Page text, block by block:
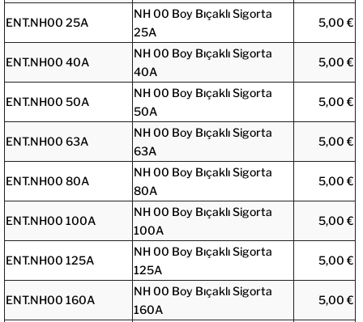
ENT.NH00 25A
NH 00 Boy Bıçaklı Sigorta
25A
5,00 €
ENT.NH00 40A
NH 00 Boy Bıçaklı Sigorta
40A
5,00 €
ENT.NH00 50A
NH 00 Boy Bıçaklı Sigorta
50A
5,00 €
ENT.NH00 63A
NH 00 Boy Bıçaklı Sigorta
63A
5,00 €
ENT.NH00 80A
NH 00 Boy Bıçaklı Sigorta
80A
5,00 €
ENT.NH00 100A
NH 00 Boy Bıçaklı Sigorta
100A
5,00 €
ENT.NH00 125A
NH 00 Boy Bıçaklı Sigorta
125A
5,00 €
ENT.NH00 160A
NH 00 Boy Bıçaklı Sigorta
160A
5,00 €